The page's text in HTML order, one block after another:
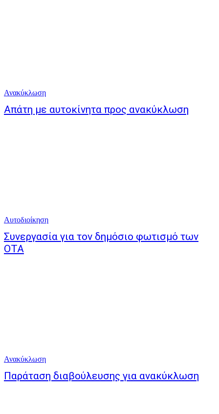
Ανακύκλωση
Απάτη με αυτοκίνητα προς ανακύκλωση
Αυτοδιοίκηση
Συνεργασία για τον δημόσιο φωτισμό των
ΟΤΑ
Ανακύκλωση
Παράταση διαβούλευσης για ανακύκλωση